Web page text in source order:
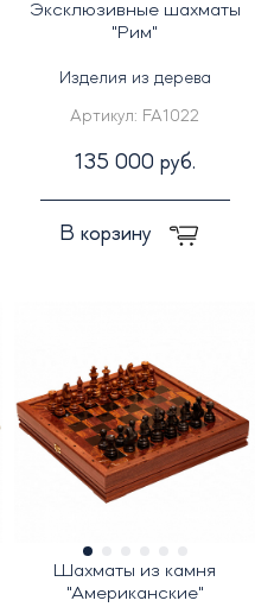
Эксклюзивные шахматы
"Рим"
Изделия из дерева
Артикул: FA1022
135 000 руб.
В корзину
Шахматы из камня
"Американские"